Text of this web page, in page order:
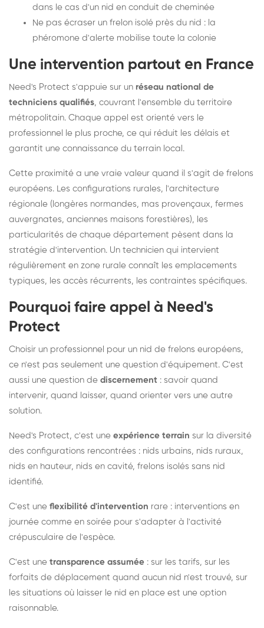
dans le cas d'un nid en conduit de cheminée
Ne pas écraser un frelon isolé près du nid : la
phéromone d'alerte mobilise toute la colonie
Une intervention partout en France
Need's Protect s'appuie sur un réseau national de
techniciens qualifiés, couvrant l'ensemble du territoire
métropolitain. Chaque appel est orienté vers le
professionnel le plus proche, ce qui réduit les délais et
garantit une connaissance du terrain local.
Cette proximité a une vraie valeur quand il s'agit de frelons
européens. Les configurations rurales, l'architecture
régionale (longères normandes, mas provençaux, fermes
auvergnates, anciennes maisons forestières), les
particularités de chaque département pèsent dans la
stratégie d'intervention. Un technicien qui intervient
régulièrement en zone rurale connaît les emplacements
typiques, les accès récurrents, les contraintes spécifiques.
Pourquoi faire appel à Need's
Protect
Choisir un professionnel pour un nid de frelons européens,
ce n'est pas seulement une question d'équipement. C'est
aussi une question de discernement : savoir quand
intervenir, quand laisser, quand orienter vers une autre
solution.
Need's Protect, c'est une expérience terrain sur la diversité
des configurations rencontrées : nids urbains, nids ruraux,
nids en hauteur, nids en cavité, frelons isolés sans nid
identifié.
C'est une flexibilité d'intervention rare : interventions en
journée comme en soirée pour s'adapter à l'activité
crépusculaire de l'espèce.
C'est une transparence assumée : sur les tarifs, sur les
forfaits de déplacement quand aucun nid n'est trouvé, sur
les situations où laisser le nid en place est une option
raisonnable.